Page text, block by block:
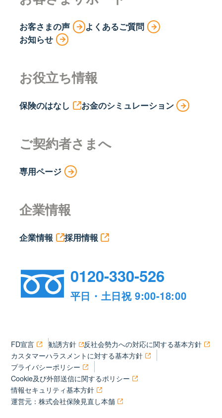
お客さまの声
よくあるご質問
お知らせ
お役立ち情報
保険のはなし お金のシミュレーション
ご契約者さまへ
専用ページ
企業情報
企業情報 採用情報
0120-330-526
平日・土日祝 9:00-18:00
FD宣言 勧誘方針
反社会勢力への対応に関する基本方針
カスタマーハラスメントに対する基本方針
プライバシーポリシー
Cookie及び外部送信に関するポリシー
情報セキュリティ基本方針
運営元：株式会社保険見直し本舗